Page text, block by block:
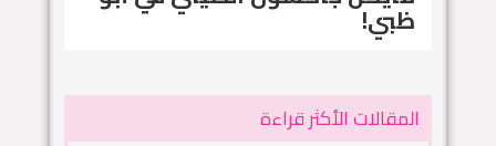
ظبي!
المقالات الأكثر قراءة